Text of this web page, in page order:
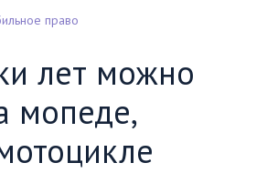
право
лет можно
мопеде,